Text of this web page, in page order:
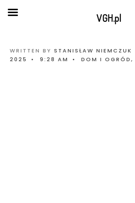
WRITTEN BY STANISŁAW NIEMCZUK
2025
• 9:28 AM • DOM I OGRÓD,
VGH.pl